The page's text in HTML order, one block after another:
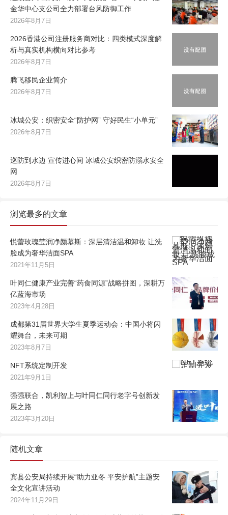
金华中心支公司全力部署台风防御工作
2026年8月7日
2026香港公司注册服务商对比：四类模式深度解
析与真实机构横向对比参考
2026年8月7日
腾飞移民企业简介
2026年8月7日
冰城公安：织密安全“防护网” 守好民生“小单元”
2026年8月7日
巡防到水边 宣传进心间 冰城公安织密防溺水安全
网
2026年8月7日
浏览最多的文章
悦蕾玫瑰莹润净颜慕斯：深层清洁温和卸妆 让洗
脸成为奢华洁面SPA
2021年11月5日
叶同仁健康产业完善“药食同源”战略拼图，深耕万
亿蓝海市场
2023年4月28日
成都第31届世界大学生夏季运动会：中国小将闪
耀舞台，未来可期
2023年8月7日
NFT系统定制开发
2021年9月1日
强强联合，凯利智上与叶同仁同行老字号创新发
展之路
2023年3月20日
随机文章
宾县公安局持续开展“助力亚冬 平安护航”主题安
全文化宣讲活动
2024年11月29日